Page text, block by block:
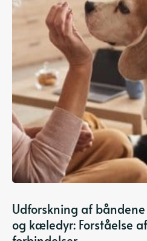
Udforskning af
og kæledyr: Forståelse